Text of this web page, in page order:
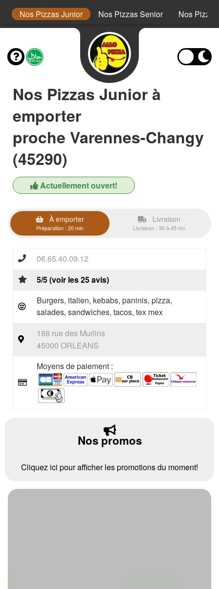
Nos Pizzas Junior Nos Pizzas Senior Nos Pizza
Nos Pizzas Junior à
emporter
proche Varennes-Changy
(45290)
Actuellement ouvert!
À emporter
Préparation : 20 min
Livraison
Livraison : 30 à 45 mn
06.65.40.09.12
5/5 (voir les 25 avis)
Burgers, italien, kebabs, paninis, pizza,
salades, sandwiches, tacos, tex mex
188 rue des Murlins
45000 ORLEANS
Moyens de paiement :
Nos promos
Cliquez ici pour afficher les promotions du moment!